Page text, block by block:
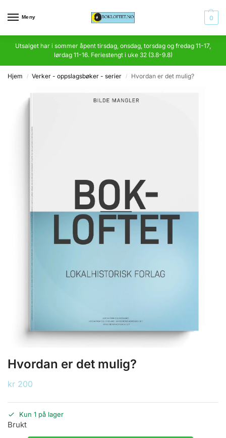
Meny 0
Utsalget har i sommer åpent tirsdag, onsdag, torsdag og fredag 11-17,
lørdag 11-16. Feriestengt i uke 32 (3.8-9.8)
Hjem / Verker - oppslagsbøker - serier / Hvordan er det mulig?
Hvordan er det mulig?
kr 200
Kun 1 på lager
Brukt